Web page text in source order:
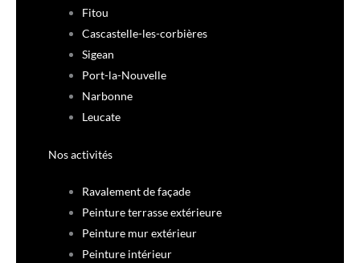
Fitou
Cascastelle-les-corbières
Sigean
Port-la-Nouvelle
Narbonne
Leucate
Nos activités
Ravalement de façade
Peinture terrasse extérieure
Peinture mur extérieur
Peinture intérieur